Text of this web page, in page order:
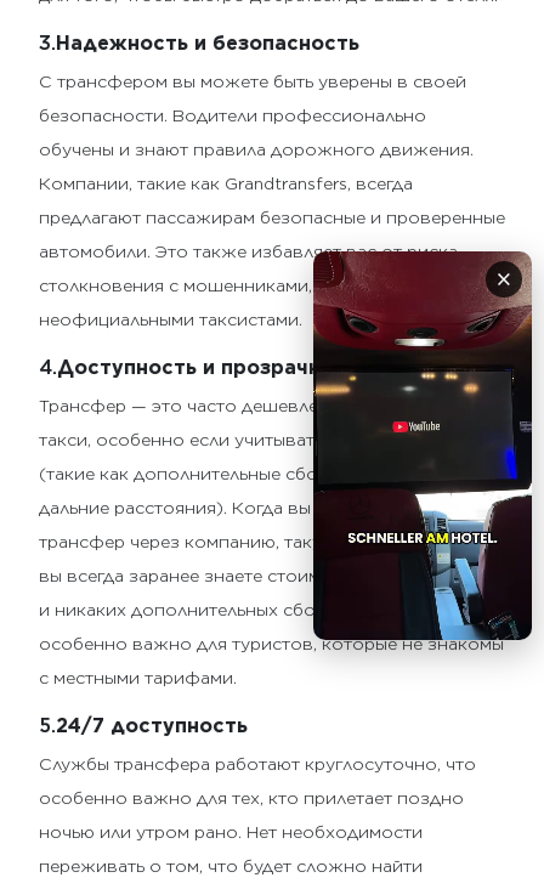
×
3.Надежность и безопасность
С трансфером вы можете быть уверены в своей
безопасности. Водители профессионально
обучены и знают правила дорожного движения.
Компании, такие как Grandtransfers, всегда
предлагают пассажирам безопасные и проверенные
автомобили. Это также избавляет вас от риска
столкновения с мошенниками, как это бывает с
неофициальными таксистами.
4.Доступность и прозрачность цен
Трансфер — это часто дешевле и удобнее, чем
такси, особенно если учитывать скрытые расходы
(такие как дополнительные сборы за багаж или
дальние расстояния). Когда вы заказываете
трансфер через компанию, такую как Grandtransfers,
вы всегда заранее знаете стоимость своей поездки,
и никаких дополнительных сборов не будет. Это
особенно важно для туристов, которые не знакомы
с местными тарифами.
5.24/7 доступность
Службы трансфера работают круглосуточно, что
особенно важно для тех, кто прилетает поздно
ночью или утром рано. Нет необходимости
переживать о том, что будет сложно найти